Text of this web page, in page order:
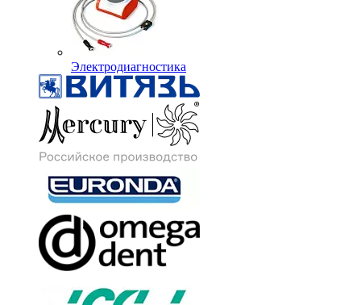
Электродиагностика